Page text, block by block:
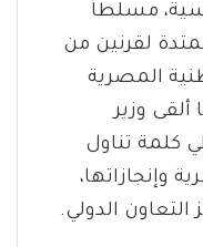
مسلطاً
لقرنين من
المصرية
ألقى وزير
كلمة تناول
وإنجازاتها،
التعاون الدولي.